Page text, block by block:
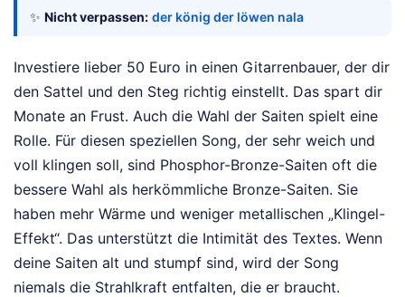
✨ Nicht verpassen: der könig der löwen nala
Investiere lieber 50 Euro in einen Gitarrenbauer, der dir
den Sattel und den Steg richtig einstellt. Das spart dir
Monate an Frust. Auch die Wahl der Saiten spielt eine
Rolle. Für diesen speziellen Song, der sehr weich und
voll klingen soll, sind Phosphor-Bronze-Saiten oft die
bessere Wahl als herkömmliche Bronze-Saiten. Sie
haben mehr Wärme und weniger metallischen „Klingel-
Effekt“. Das unterstützt die Intimität des Textes. Wenn
deine Saiten alt und stumpf sind, wird der Song
niemals die Strahlkraft entfalten, die er braucht.